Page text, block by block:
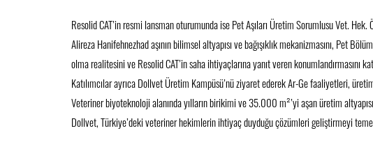
Resolid CAT’in resmi lansman oturumunda ise Pet Aşıları Üretim Sorumlusu Vet.
Alireza Hanifehnezhad aşının bilimsel altyapısı ve bağışıklık mekanizmasını, Pet
olma realitesini ve Resolid CAT’in saha ihtiyaçlarına yanıt veren konumlandırmasını
Katılımcılar ayrıca Dollvet Üretim Kampüsü’nü ziyaret ederek Ar-Ge faaliyetleri,
Veteriner biyoteknoloji alanında yılların birikimi ve 35.000 m²’yi aşan üretim
Dollvet, Türkiye’deki veteriner hekimlerin ihtiyaç duyduğu çözümleri geliştirmeyi